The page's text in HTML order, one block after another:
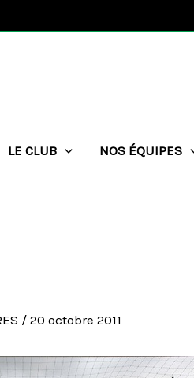
LE CLUB NOS ÉQUIPES
/ 20 octobre 2011